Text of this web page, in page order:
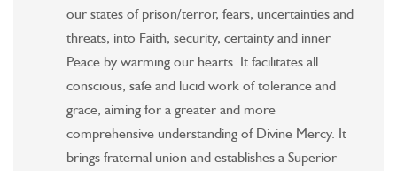
our states of prison/terror, fears, uncertainties and
threats, into Faith, security, certainty and inner
Peace by warming our hearts. It facilitates all
conscious, safe and lucid work of tolerance and
grace, aiming for a greater and more
comprehensive understanding of Divine Mercy. It
brings fraternal union and establishes a Superior